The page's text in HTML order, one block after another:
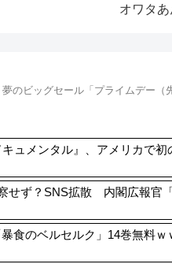
オワタあ
夢のビッグセール「プライムデー（
キュメンタル』、アメリカで
せず？SNS拡散 内閣広報官
食のベルセルク」14巻無料ｗ